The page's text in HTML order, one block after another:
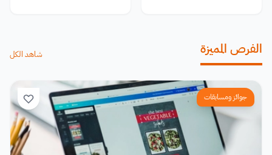
الفرص المميزة شاهد الكل
جوائز ومسابقات